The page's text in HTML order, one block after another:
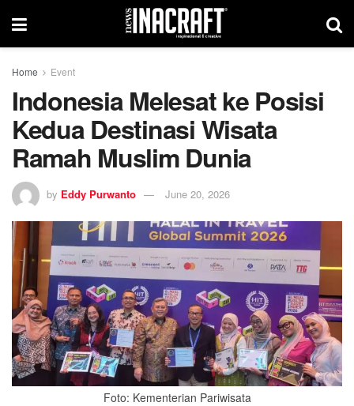
Home Event
Indonesia Melesat ke Posisi
Kedua Destinasi Wisata
Ramah Muslim Dunia
by Eddy Purwanto June 20, 2026
Foto: Kementerian Pariwisata